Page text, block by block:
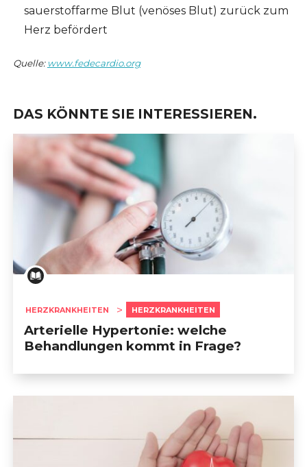
sauerstoffarme Blut (venöses Blut) zurück zum
Herz befördert
Quelle: www.fedecardio.org
DAS KÖNNTE SIE INTERESSIEREN.
HERZKRANKHEITEN HERZKRANKHEITEN
Arterielle Hypertonie: welche
Behandlungen kommt in Frage?